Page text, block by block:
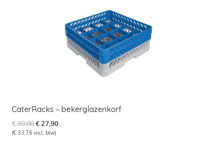
CaterRacks – bekerglazenkorf
€30,00Oorspronkelijke
prijs
€27,90Huidige
(€ 33,76 incl. btw)